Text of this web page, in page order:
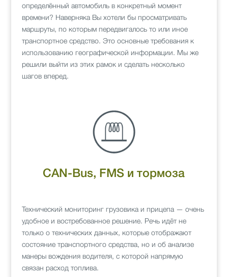
определённый автомобиль в конкретный момент
времени? Наверняка Вы хотели бы просматривать
маршруты, по которым передвигалось то или иное
транспортное средство. Это основные требования к
использованию географической информации. Мы же
решили выйти из этих рамок и сделать несколько
шагов вперед.
CAN-Bus, FMS и тормоза
Технический мониторинг грузовика и прицепа — очень
удобное и востребованное решение. Речь идёт не
только о технических данных, которые отображают
состояние транспортного средства, но и об анализе
манеры вождения водителя, с которой напрямую
связан расход топлива.